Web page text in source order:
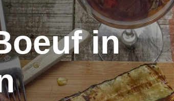
in